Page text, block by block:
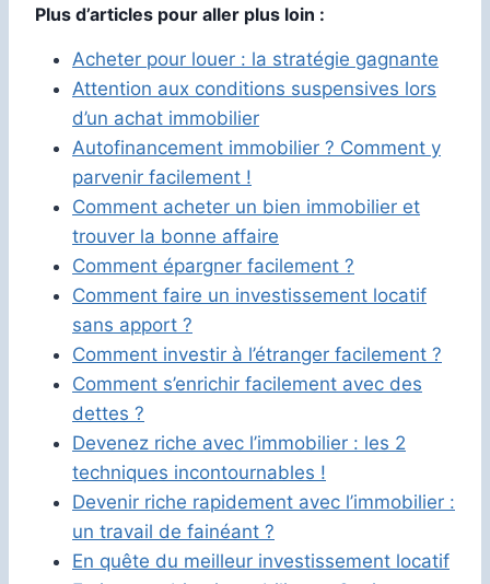
Plus d’articles pour aller plus loin :
Acheter pour louer : la stratégie gagnante
Attention aux conditions suspensives lors
d’un achat immobilier
Autofinancement immobilier ? Comment y
parvenir facilement !
Comment acheter un bien immobilier et
trouver la bonne affaire
Comment épargner facilement ?
Comment faire un investissement locatif
sans apport ?
Comment investir à l’étranger facilement ?
Comment s’enrichir facilement avec des
dettes ?
Devenez riche avec l’immobilier : les 2
techniques incontournables !
Devenir riche rapidement avec l’immobilier :
un travail de fainéant ?
En quête du meilleur investissement locatif